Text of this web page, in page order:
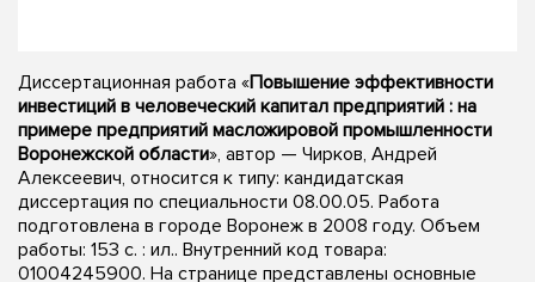
Диссертационная работа «Повышение эффективности
инвестиций в человеческий капитал предприятий : на
примере предприятий масложировой промышленности
Воронежской области», автор — Чирков, Андрей
Алексеевич, относится к типу: кандидатская
диссертация по специальности 08.00.05. Работа
подготовлена в городе Воронеж в 2008 году. Объем
работы: 153 с. : ил.. Внутренний код товара:
01004245900. На странице представлены основные